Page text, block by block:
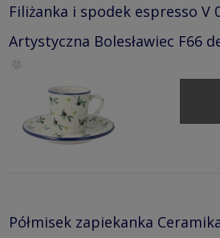
Filiżanka i spodek espresso V
Artystyczna Bolesławiec F66
Półmisek zapiekanka